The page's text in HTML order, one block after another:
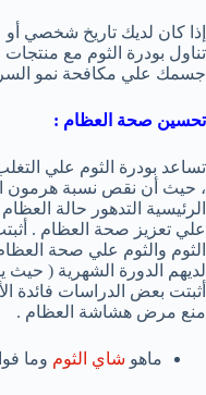
إذا كان لديك تاريخ شخصي
تناول بودرة الثوم مع
جسمك علي مكافحة نمو
تحسين صحة العظام :
تساعد بودرة الثوم علي
، حيث أن نقص نسبة هرمون
الرئيسية التدهور حالة
علي تعزيز صحة العظام .
الثوم والثوم علي صحة
لديهم الدورة الشهرية (
أثبتت بعض الدراسات فائدة
منع مرض هشاشة العظام .
ماهو شاي الثوم وما